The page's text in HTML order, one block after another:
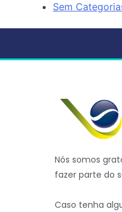
Sem
Nós somos
fazer parte do
Caso tenha